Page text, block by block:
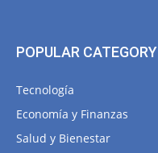
POPULAR CATEGORY
Tecnología
Economía y Finanzas
Salud y Bienestar